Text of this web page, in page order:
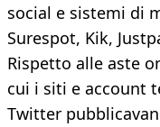
social e sistemi di
Surespot, Kik,
Rispetto alle aste
cui i siti e account
Twitter